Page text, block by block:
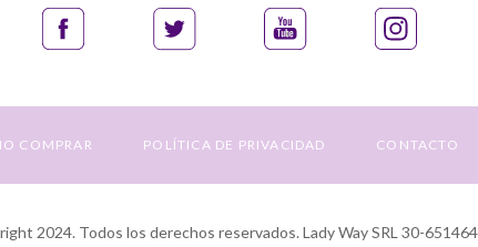
COMPRAR POLÍTICA DE PRIVACIDAD CONTACTO
2024. Todos los derechos reservados. Lady Way SRL 30-